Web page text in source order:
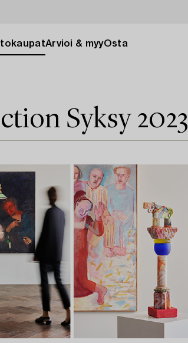
Arvioi & myyOsta
Syksy 2023